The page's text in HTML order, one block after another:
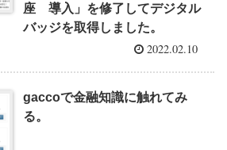
座 導入」を修了してデジタル
バッジを取得しました。
2022.02.10
gaccoで金融知識に触れてみ
る。